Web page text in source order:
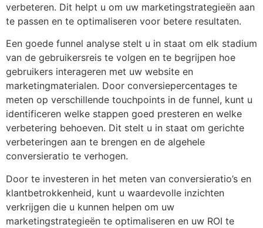
verbeteren. Dit helpt u om uw marketingstrategieën aan
te passen en te optimaliseren voor betere resultaten.
Een goede funnel analyse stelt u in staat om elk stadium
van de gebruikersreis te volgen en te begrijpen hoe
gebruikers interageren met uw website en
marketingmaterialen. Door conversiepercentages te
meten op verschillende touchpoints in de funnel, kunt u
identificeren welke stappen goed presteren en welke
verbetering behoeven. Dit stelt u in staat om gerichte
verbeteringen aan te brengen en de algehele
conversieratio te verhogen.
Door te investeren in het meten van conversieratio’s en
klantbetrokkenheid, kunt u waardevolle inzichten
verkrijgen die u kunnen helpen om uw
marketingstrategieën te optimaliseren en uw ROI te